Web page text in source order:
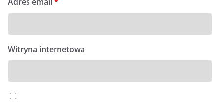
Witryna internetowa